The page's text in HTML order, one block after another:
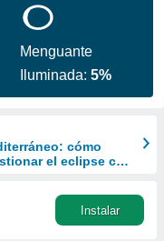
Menguante
Iluminada:5%
cómo
el eclipse con
Instalar